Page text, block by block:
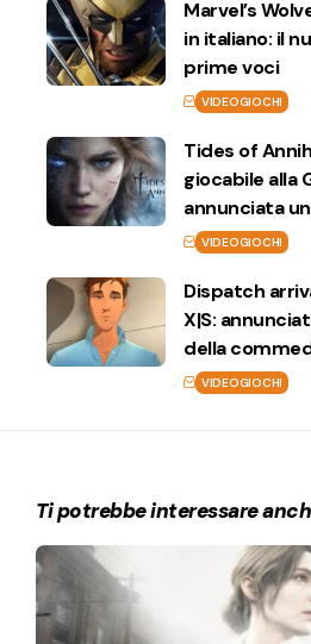
Marvel’s
in italiano: il
prime voci
VIDEOGIOCHI
Tides of
giocabile alla
annunciata
VIDEOGIOCHI
Dispatch
X|S:
della
VIDEOGIOCHI
Ti potrebbe interessare